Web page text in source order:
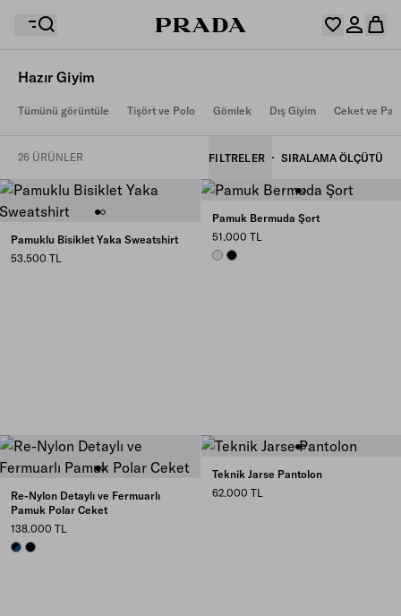
Alışveriş sepetiniz boş
Alışveriş sepetiniz boş
Giriş yapın veya kişisel hesabınızı oluşturun
İstek listeniz boş. Koleksiyonları keşfedin ve favori
Hazır Giyim
Tümünü görüntüle Tişört ve Polo Gömlek Dış Giyim Ceket ve
26 ÜRÜNLER FILTRELER SIRALAMA ÖLÇÜTÜ
Pamuklu Bisiklet Yaka Sweatshirt
53.500 TL
Pamuk Bermuda Şort
51.000 TL
CHALK WHITE
BLACK
Re-Nylon Detaylı ve Fermuarlı
Pamuk Polar Ceket
138.000 TL
BLUE/BLACK
BLACK/BLACK
Teknik Jarse Pantolon
62.000 TL